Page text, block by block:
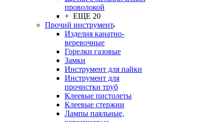
проволокой
+ ЕЩЕ 20
Прочий инструмент
Изделия канатно-
веревочные
Горелки газовые
Замки
Инструмент для пайки
Инструмент для
прочистки труб
Клеевые пистолеты
Клеевые стержни
Лампы паяльные,